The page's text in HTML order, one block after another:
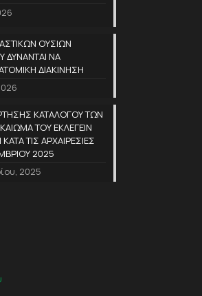
ΟΥΣΙΩΝ
ΝΑ
ΔΙΑΚΙΝΗΣΗ
ΚΑΤΑΛΟΓΟΥ ΤΩΝ
ΤΟΥ ΕΚΛΕΓΕΙΝ
ΤΙΣ ΑΡΧΑΙΡΕΣΙΕΣ
2025
2025